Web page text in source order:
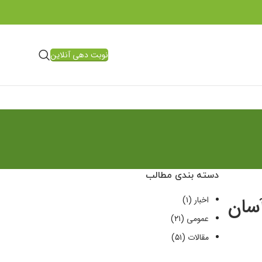
نوبت دهی آنلاین
دسته بندی مطالب
اخبار (۱)
عمومی (۲۱)
مقالات (۵۱)